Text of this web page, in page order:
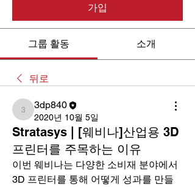
가입
그룹 활동 소개
뒤로
3dp840
3dp840
2020년 10월 5일
Stratasys | [웨비나]산업용 3D
프린터를 주목하는 이유
이번 웨비나는 다양한 소비재 분야에서
3D 프린터를 통해 어떻게 성과를 만들